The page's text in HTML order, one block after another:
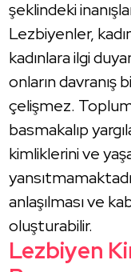
şeklindeki
Lezbiyenler,
kadınlara ilgi
onların davranış
çelişmez.
basmakalıp
kimliklerini ve
anlaşılması ve
oluşturabilir.
Lezbiyen